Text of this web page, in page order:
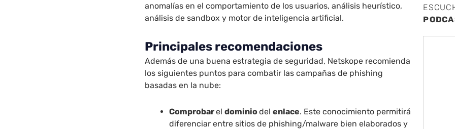
anomalías en el comportamiento de los usuarios, análisis heurístico,
análisis de sandbox y motor de inteligencia artificial.
Principales recomendaciones
Además de una buena estrategia de seguridad, Netskope recomienda
los siguientes puntos para combatir las campañas de phishing
basadas en la nube:
Comprobareldominiodelenlace. Este conocimiento permitirá
diferenciar entre sitios de phishing/malware bien elaborados y